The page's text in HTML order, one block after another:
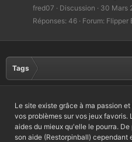
fred07 Discussion 30 Mars
Réponses: 46
Forum: Flipper
Tags
Le site existe grâce à ma passion
vos problèmes sur vos jeux
aides du mieux qu'elle le pourra.
son aide (Restorpinball)